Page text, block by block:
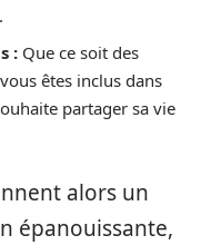
: Que ce soit des
êtes inclus dans
partager sa vie
alors un
épanouissante,